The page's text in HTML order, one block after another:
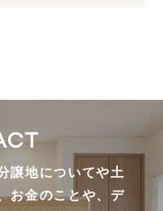
譲地についてや土
お金のことや、デ